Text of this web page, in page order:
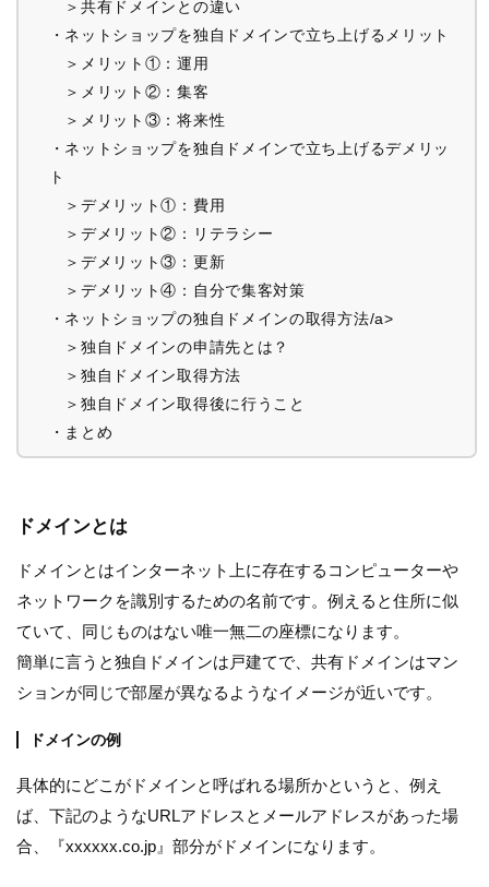
＞共有ドメインとの違い
・ネットショップを独自ドメインで立ち上げるメリット
＞メリット①：運用
＞メリット②：集客
＞メリット③：将来性
・ネットショップを独自ドメインで立ち上げるデメリッ
ト
＞デメリット①：費用
＞デメリット②：リテラシー
＞デメリット③：更新
＞デメリット④：自分で集客対策
・ネットショップの独自ドメインの取得方法/a>
＞独自ドメインの申請先とは？
＞独自ドメイン取得方法
＞独自ドメイン取得後に行うこと
・まとめ
ドメインとは
ドメインとはインターネット上に存在するコンピューターや
ネットワークを識別するための名前です。例えると住所に似
ていて、同じものはない唯一無二の座標になります。
簡単に言うと独自ドメインは戸建てで、共有ドメインはマン
ションが同じで部屋が異なるようなイメージが近いです。
ドメインの例
具体的にどこがドメインと呼ばれる場所かというと、例え
ば、下記のようなURLアドレスとメールアドレスがあった場
合、『xxxxxx.co.jp』部分がドメインになります。